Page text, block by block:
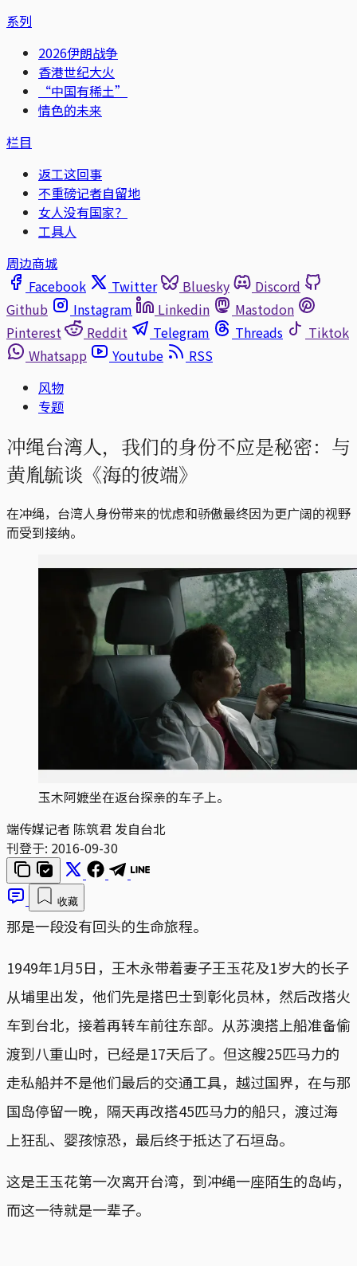
系列
2026伊朗战争
香港世纪大火
“中国有稀土”
情色的未来
栏目
返工这回事
不重磅记者自留地
女人没有国家？
工具人
周边商城
Facebook
Twitter Bluesky
Discord
Github
Instagram Linkedin
Mastodon
Pinterest
Reddit Telegram Threads
Tiktok
Whatsapp
Youtube
RSS
风物
专题
冲绳台湾人，我们的身份不应是秘密：与
黄胤毓谈《海的彼端》
在冲绳，台湾人身份带来的忧虑和骄傲最终因为更广阔的视野
而受到接纳。
玉木阿嬷坐在返台探亲的车子上。
端传媒记者 陈筑君 发自台北
刊登于: 2016-09-30
收藏
那是一段没有回头的生命旅程。
1949年1月5日，王木永带着妻子王玉花及1岁大的长子
从埔里出发，他们先是搭巴士到彰化员林，然后改搭火
车到台北，接着再转车前往东部。从苏澳搭上船准备偷
渡到八重山时，已经是17天后了。但这艘25匹马力的
走私船并不是他们最后的交通工具，越过国界，在与那
国岛停留一晚，隔天再改搭45匹马力的船只，渡过海
上狂乱、婴孩惊恐，最后终于抵达了石垣岛。
这是王玉花第一次离开台湾，到冲绳一座陌生的岛屿，
而这一待就是一辈子。